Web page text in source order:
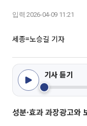
입력 2026-04-09 11:21
세종=노승길 기자
기사 듣기
성분·효과 과장광고와